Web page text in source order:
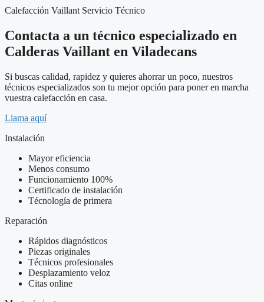
Calefacción Vaillant Servicio Técnico
Contacta a un técnico especializado en
Calderas Vaillant en Viladecans
Si buscas calidad, rapidez y quieres ahorrar un poco, nuestros
técnicos especializados son tu mejor opción para poner en marcha
vuestra calefacción en casa.
Llama aquí
Instalación
Mayor eficiencia
Menos consumo
Funcionamiento 100%
Certificado de instalación
Técnología de primera
Reparación
Rápidos diagnósticos
Piezas originales
Técnicos profesionales
Desplazamiento veloz
Citas online